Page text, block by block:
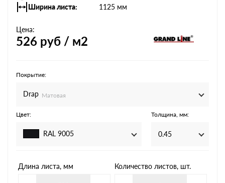
Ширина листа
1125 мм
Цена:
526 руб / м2
Покрытие:
Drap Матовая
Цвет:
RAL 9005
Толщина, мм:
0.45
Длина листа, мм Количество листов, шт.